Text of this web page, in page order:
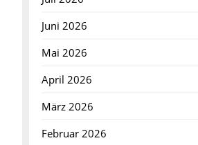
Juni 2026
Mai 2026
April 2026
März 2026
Februar 2026